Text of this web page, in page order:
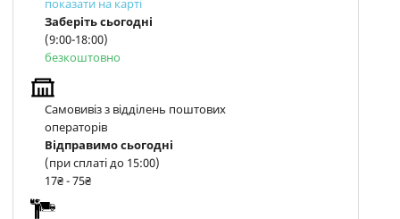
показати на карті
Заберіть сьогодні
(9:00-18:00)
безкоштовно
Самовивіз з відділень поштових
операторів
Відправимо сьогодні
(при сплаті до 15:00)
17₴ - 75₴